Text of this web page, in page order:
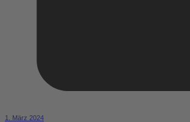
1. März 2024